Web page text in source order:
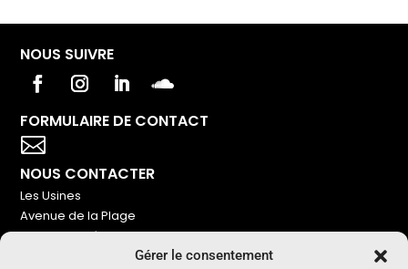
Gérer le consentement
NOUS SUIVRE
FORMULAIRE DE CONTACT

NOUS CONTACTER
Les Usines
Avenue de la Plage
86240 Ligugé